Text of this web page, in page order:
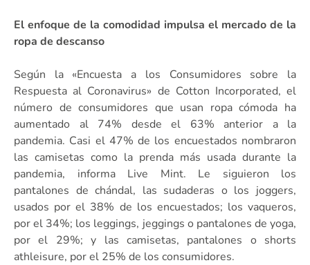
El enfoque de la comodidad impulsa el mercado de la
ropa de descanso
Según la «Encuesta a los Consumidores sobre la
Respuesta al Coronavirus» de Cotton Incorporated, el
número de consumidores que usan ropa cómoda ha
aumentado al 74% desde el 63% anterior a la
pandemia. Casi el 47% de los encuestados nombraron
las camisetas como la prenda más usada durante la
pandemia, informa Live Mint. Le siguieron los
pantalones de chándal, las sudaderas o los joggers,
usados por el 38% de los encuestados; los vaqueros,
por el 34%; los leggings, jeggings o pantalones de yoga,
por el 29%; y las camisetas, pantalones o shorts
athleisure, por el 25% de los consumidores.